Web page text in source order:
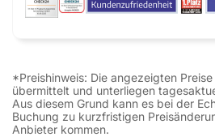
*Preishinweis: Die angezeigten
übermittelt und unterliegen
Aus diesem Grund kann es bei der
Buchung zu kurzfristigen
Anbieter kommen.